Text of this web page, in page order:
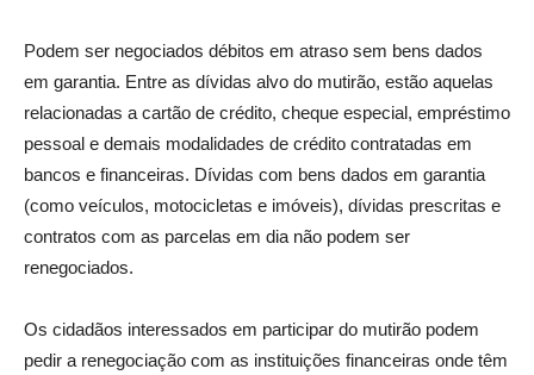
Podem ser negociados débitos em atraso sem bens dados
em garantia. Entre as dívidas alvo do mutirão, estão aquelas
relacionadas a cartão de crédito, cheque especial, empréstimo
pessoal e demais modalidades de crédito contratadas em
bancos e financeiras. Dívidas com bens dados em garantia
(como veículos, motocicletas e imóveis), dívidas prescritas e
contratos com as parcelas em dia não podem ser
renegociados.
Os cidadãos interessados em participar do mutirão podem
pedir a renegociação com as instituições financeiras onde têm